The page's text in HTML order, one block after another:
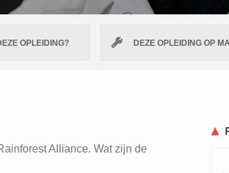
OPLEIDING? DEZE OPLEIDING OP
Alliance. Wat zijn de